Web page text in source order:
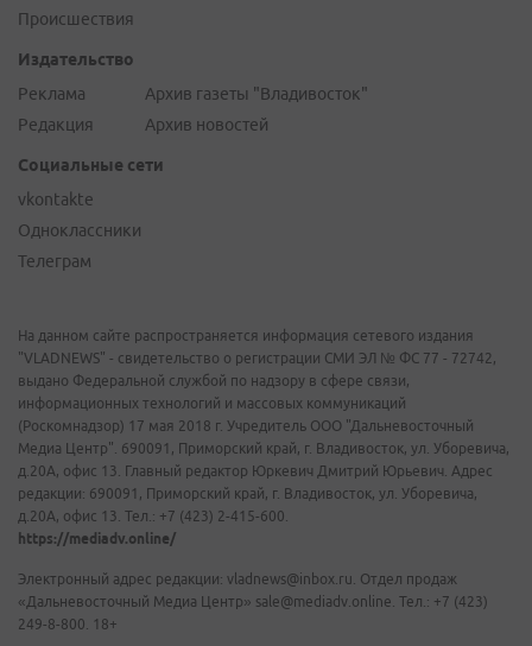
Происшествия
Издательство
Реклама
Редакция
Архив газеты "Владивосток"
Архив новостей
Социальные сети
vkontakte
Одноклассники
Телеграм
На данном сайте распространяется информация сетевого издания
"VLADNEWS" - свидетельство о регистрации СМИ ЭЛ № ФС 77 - 72742,
выдано Федеральной службой по надзору в сфере связи,
информационных технологий и массовых коммуникаций
(Роскомнадзор) 17 мая 2018 г. Учредитель ООО "Дальневосточный
Медиа Центр". 690091, Приморский край, г. Владивосток, ул. Уборевича,
д.20А, офис 13. Главный редактор Юркевич Дмитрий Юрьевич. Адрес
редакции: 690091, Приморский край, г. Владивосток, ул. Уборевича,
д.20А, офис 13. Тел.: +7 (423) 2-415-600.
https://mediadv.online/
Электронный адрес редакции: vladnews@inbox.ru. Отдел продаж
«Дальневосточный Медиа Центр» sale@mediadv.online. Тел.: +7 (423)
249-8-800. 18+